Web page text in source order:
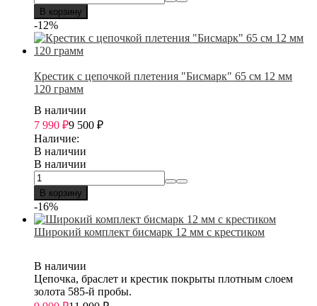
В корзину
-12%
Крестик с цепочкой плетения "Бисмарк" 65 см 12 мм
120 грамм
В наличии
7 990 ₽9 500 ₽
Наличие:
В наличии
В наличии
В корзину
-16%
Широкий комплект бисмарк 12 мм с крестиком
В наличии
Цепочка, браслет и крестик покрыты плотным слоем
золота 585-й пробы.